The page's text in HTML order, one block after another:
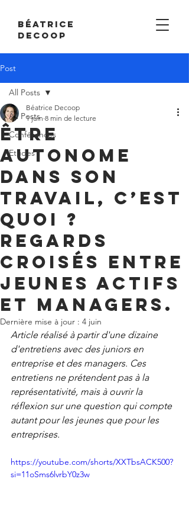
Béatrice
Decoop
Post
All Posts
Conférences
Etudes
All Posts
Être
autonome
dans son
travail, c’est
quoi ?
Regards
croisés entre
jeunes actifs
et managers.
Béatrice Decoop
1 juin 8 min de lecture
Dernière mise à jour : 4 juin
Article réalisé à partir d'une dizaine
d'entretiens avec des juniors en
entreprise et des managers. Ces
entretiens ne prétendent pas à la
représentativité, mais à ouvrir la
réflexion sur une question qui compte
autant pour les jeunes que pour les
entreprises.
https://youtube.com/shorts/XXTbsACK500?
si=11oSms6lvrbY0z3w